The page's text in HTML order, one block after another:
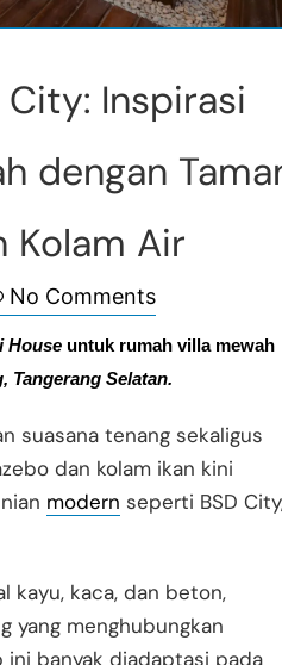
Inspirasi
dengan
Kolam Air
No Comments
House untuk rumah villa mewah
Tangerang Selatan.
suasana tenang sekaligus
dan kolam ikan kini
modern seperti BSD
kayu, kaca, dan beton,
yang menghubungkan
ini banyak diadaptasi pada